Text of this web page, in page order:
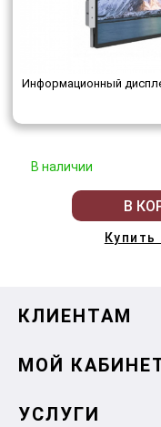
Информационный
В наличии
В
Купить
КЛИЕНТАМ
МОЙ
УСЛУГИ